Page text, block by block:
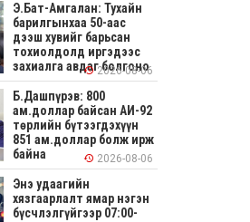
Э.Бат-Амгалан: Тухайн
барилгынхаа 50-аас
дээш хувийг барьсан
тохиолдолд иргэдээс
захиалга авдаг болгоно
2026-08-06
Б.Дашпүрэв: 800
ам.доллар байсан АИ-92
төрлийн бүтээгдэхүүн
851 ам.доллар болж ирж
байна
2026-08-06
Энэ удаагийн
хязгаарлалт ямар нэгэн
бүсчлэлгүйгээр 07:00-